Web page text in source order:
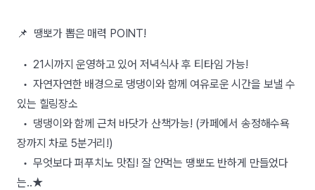
📌 땡뽀가 뽑은 매력 POINT!
• 21시까지 운영하고 있어 저녁식사 후 티타임 가능!
• 자연자연한 배경으로 댕댕이와 함께 여유로운 시간을 보낼 수
있는 힐링장소
• 댕댕이와 함께 근처 바닷가 산책가능! (카페에서 송정해수욕
장까지 차로 5분거리!)
• 무엇보다 퍼푸치노 맛집! 잘 안먹는 땡뽀도 반하게 만들었다
는..★